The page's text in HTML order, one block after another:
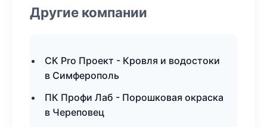
Другие компании
СК Pro Проект - Кровля и водостоки
в Симферополь
ПК Профи Лаб - Порошковая окраска
в Череповец